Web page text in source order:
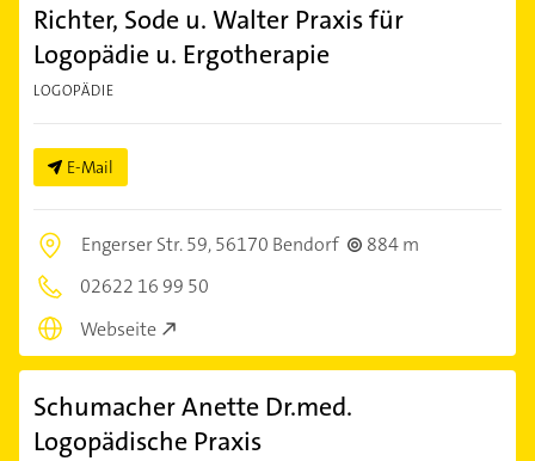
Richter, Sode u. Walter Praxis für
Logopädie u. Ergotherapie
LOGOPÄDIE
E-Mail
Engerser Str. 59,56170 Bendorf
884 m
02622 16 99 50
Webseite
Schumacher Anette Dr.med.
Logopädische Praxis